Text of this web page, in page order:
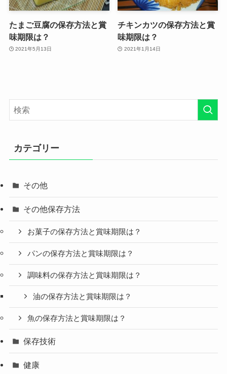
たまご豆腐の保存方法と賞
味期限は？
2021年5月13日
チキンカツの保存方法と賞
味期限は？
2021年1月14日
カテゴリー
その他
その他保存方法
お菓子の保存方法と賞味期限は？
パンの保存方法と賞味期限は？
調味料の保存方法と賞味期限は？
油の保存方法と賞味期限は？
魚の保存方法と賞味期限は？
保存技術
健康